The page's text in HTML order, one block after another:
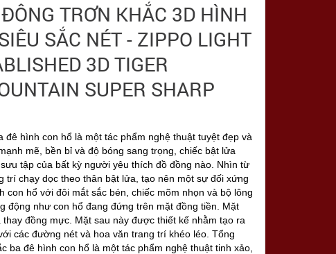
TRƠN KHẮC 3D HÌNH
SẮC NÉT - ZIPPO LIGHT
3D TIGER
SUPER SHARP
hình con hổ là một tác phẩm nghệ thuật tuyệt đẹp và
mẽ, bền bỉ và độ bóng sang trọng, chiếc bật lửa
tập của bất kỳ người yêu thích đồ đồng nào. Nhìn từ
chạy dọc theo thân bật lửa, tạo nên một sự đối xứng
con hổ với đôi mắt sắc bén, chiếc mõm nhọn và bộ lông
động như con hổ đang đứng trên mặt đồng tiền. Mặt
đồng mực. Mặt sau này được thiết kế nhằm tạo ra
các đường nét và hoa văn trang trí khéo léo. Tổng
ba đê hình con hổ là một tác phẩm nghệ thuật tinh xảo,